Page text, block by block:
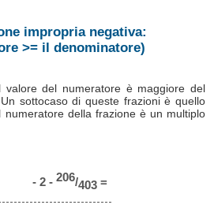
impropria negativa:
>= il denominatore)
valore del numeratore è maggiore del
sottocaso di queste frazioni è quello
della frazione è un multiplo
- 2 - 206/403 =